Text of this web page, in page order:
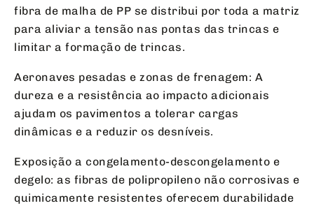
fibra de malha de PP se distribui por toda a matriz
para aliviar a tensão nas pontas das trincas e
limitar a formação de trincas.
Aeronaves pesadas e zonas de frenagem: A
dureza e a resistência ao impacto adicionais
ajudam os pavimentos a tolerar cargas
dinâmicas e a reduzir os desníveis.
Exposição a congelamento-descongelamento e
degelo: as fibras de polipropileno não corrosivas e
quimicamente resistentes oferecem durabilidade